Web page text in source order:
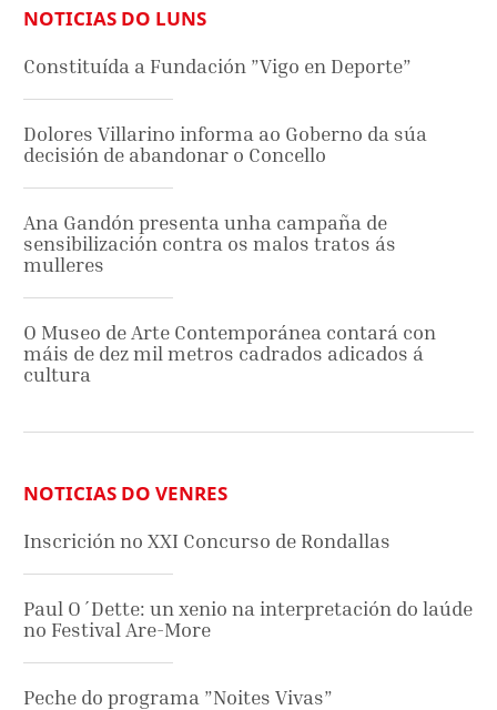
NOTICIAS DO LUNS
Constituída a Fundación ”Vigo en Deporte”
Dolores Villarino informa ao Goberno da súa
decisión de abandonar o Concello
Ana Gandón presenta unha campaña de
sensibilización contra os malos tratos ás
mulleres
O Museo de Arte Contemporánea contará con
máis de dez mil metros cadrados adicados á
cultura
NOTICIAS DO VENRES
Inscrición no XXI Concurso de Rondallas
Paul O´Dette: un xenio na interpretación do laúde
no Festival Are-More
Peche do programa ”Noites Vivas”